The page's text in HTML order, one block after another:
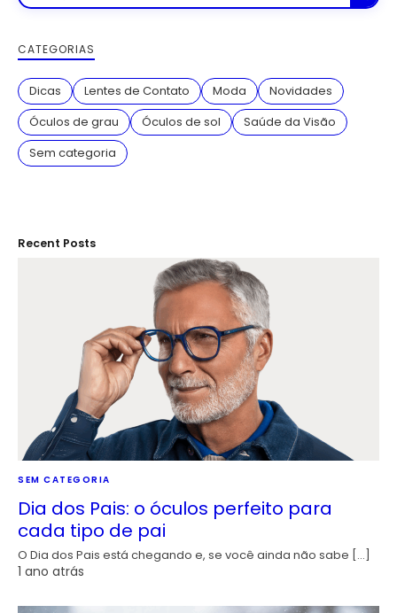
posts
CATEGORIAS
Dicas Lentes de Contato Moda
Novidades
Óculos de grau
Óculos de sol
Saúde da Visão
Sem categoria
Recent Posts
SEM CATEGORIA
Dia dos Pais: o óculos perfeito para
cada tipo de pai
O Dia dos Pais está chegando e, se você ainda não sabe […]
1 ano atrás